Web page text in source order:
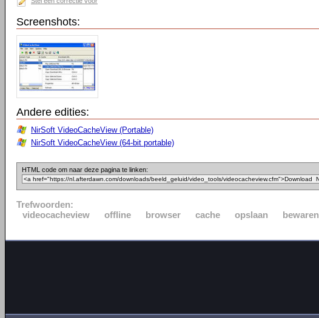
Screenshots:
Andere edities:
NirSoft VideoCacheView (Portable)
NirSoft VideoCacheView (64-bit portable)
HTML code om naar deze pagina te linken:
Trefwoorden:
videocacheview
offline browser cache opslaan bewaren